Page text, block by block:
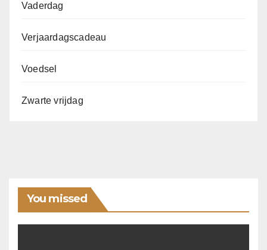
Vaderdag
Verjaardagscadeau
Voedsel
Zwarte vrijdag
You missed